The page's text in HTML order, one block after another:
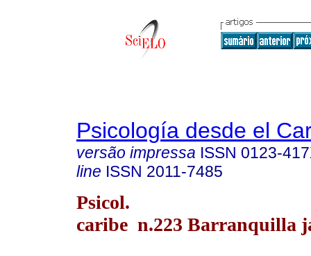
Psicología desde el
versão impressa ISSN 0123-
line ISSN 2011-7485
Psicol.
caribe n.223 Barranquilla